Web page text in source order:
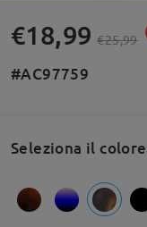
€18,99 €25,99
#AC97759
Seleziona il colore